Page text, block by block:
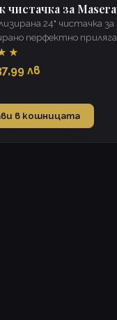
за
24" чистачка
перфектно
видимост при
лв
в кошницата